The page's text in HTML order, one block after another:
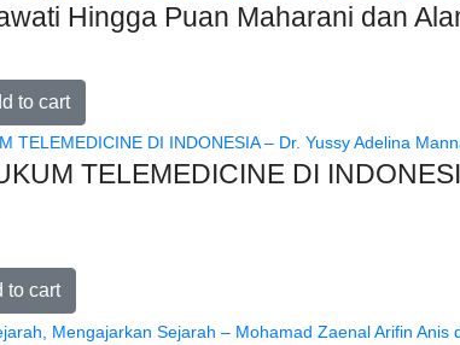
Hingga Puan Maharani dan
to cart
TELEMEDICINE DI
to cart